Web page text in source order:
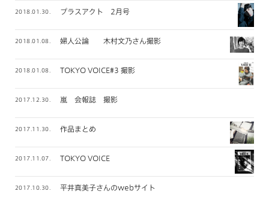
2018.01.30. プラスアクト 2月号
2018.01.08. 婦人公論 木村文乃さん撮影
2018.01.08. TOKYO VOICE#3 撮影
2017.12.30. 嵐 会報誌 撮影
2017.11.30. 作品まとめ
2017.11.07. TOKYO VOICE
2017.10.30. 平井真美子さんのwebサイト